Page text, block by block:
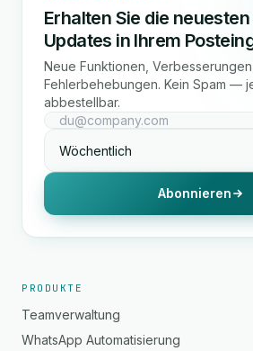
Erhalten Sie die
Updates in Ihrem
Neue Funktionen,
Fehlerbehebungen. Kein Spam —
abbestellbar.
Abonnieren
PRODUKTE
Teamverwaltung
WhatsApp Automatisierung